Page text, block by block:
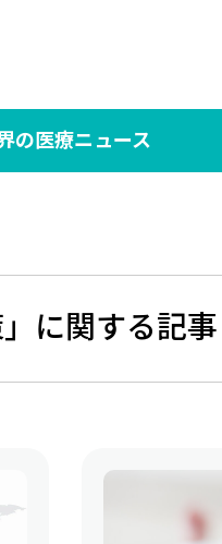
の医療ニュース
世界の医療News マイシュー
あした、ハッ
地方からの便り
」に関する記事